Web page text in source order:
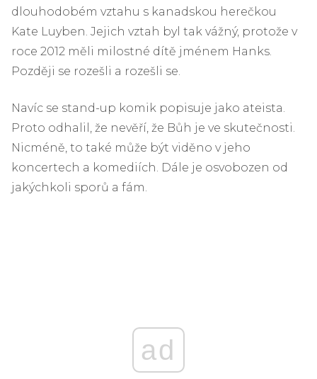
dlouhodobém vztahu s kanadskou herečkou
Kate Luyben. Jejich vztah byl tak vážný, protože v
roce 2012 měli milostné dítě jménem Hanks.
Později se rozešli a rozešli se.
Navíc se stand-up komik popisuje jako ateista.
Proto odhalil, že nevěří, že Bůh je ve skutečnosti.
Nicméně, to také může být viděno v jeho
koncertech a komediích. Dále je osvobozen od
jakýchkoli sporů a fám.
ad